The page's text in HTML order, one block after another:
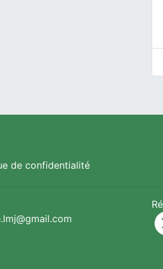
de confidentialité